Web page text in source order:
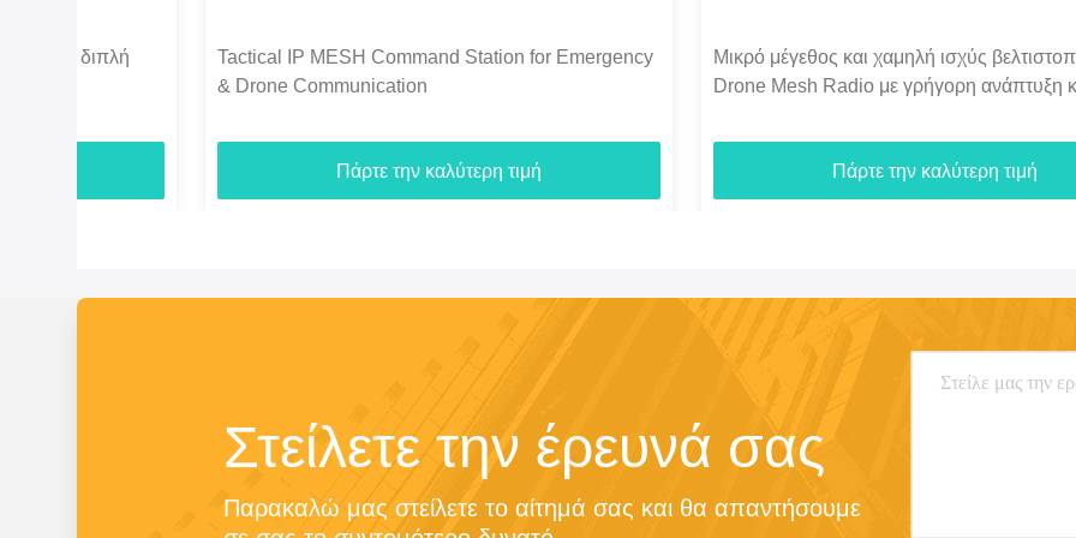
Tactical IP MESH Command Station for Emergency
& Drone Communication
Πάρτε την καλύτερη τιμή
Μικρό μέγεθος και χαμηλή ισχύς βελτιστοποιούν το
Drone Mesh Radio με γρήγορη ανάπτυξη και
Πάρτε την καλύτερη τιμή
Στείλετε την έρευνά σας
Παρακαλώ μας στείλετε το αίτημά σας και θα απαντήσουμε